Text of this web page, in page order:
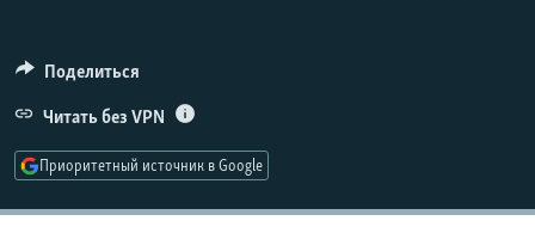
ПОДПИШИТЕСЬ НА РАССЫЛКУ
СОЦИАЛЬНЫЕ СЕТИ
Поделиться
Читать без VPN
Приоритетный источник в Google